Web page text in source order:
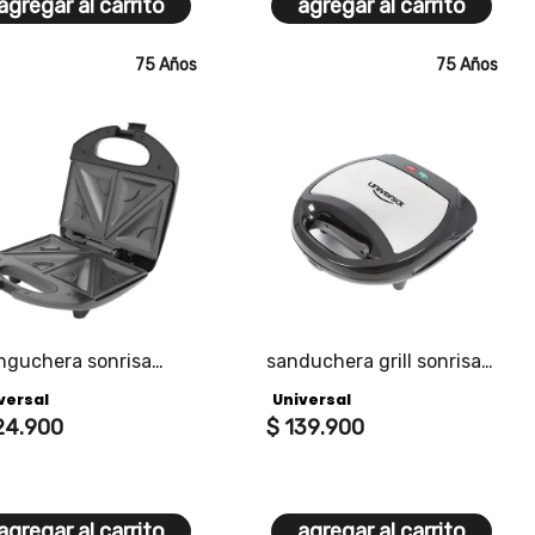
al carrito agregar al carrito
75 Años
sonrisa
sonrisas.
.900
75 Años
sanduchera grill sonrisa
Universal
$ 139.900